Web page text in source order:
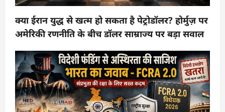
क्या ईरान युद्ध से खत्म हो सकता है पेट्रोडॉलर? होर्मुज़ पर
अमेरिकी रणनीति के बीच डॉलर साम्राज्य पर बड़ा सवाल